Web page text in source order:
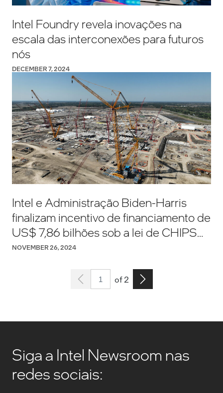
Intel Foundry revela inovações na
escala das interconexões para futuros
nós
DECEMBER 7, 2024
Intel e Administração Biden-Harris
finalizam incentivo de financiamento de
US$ 7,86 bilhões sob a lei de CHIPS
dos EUA
NOVEMBER 26, 2024
Page 1 of 2 Go to the next page
Siga a Intel Newsroom nas
redes sociais: